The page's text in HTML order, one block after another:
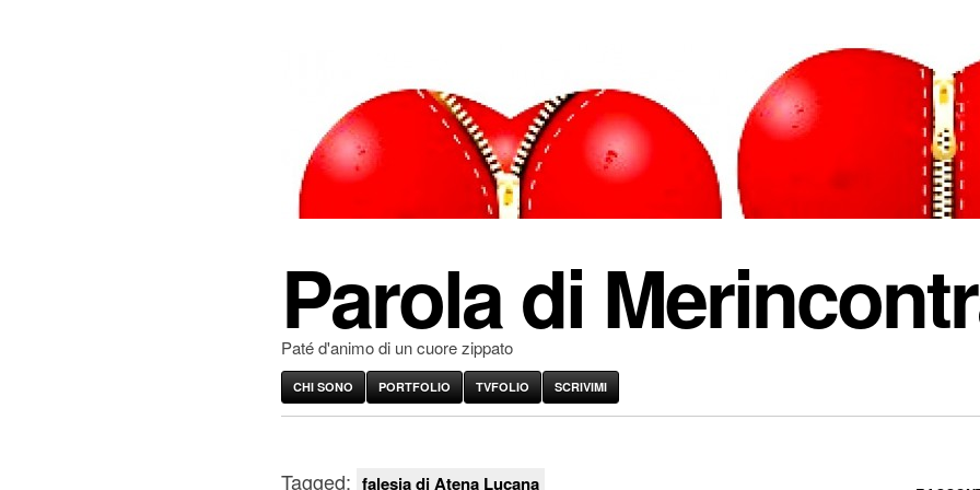
Parola di
Paté d'animo di un cuore zippato
CHI SONO PORTFOLIO TVFOLIO SCRIVIMI
Tagged: falesia di Atena Lucana